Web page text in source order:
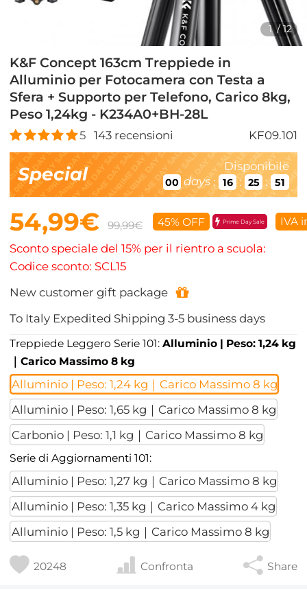
1 /12
K&F Concept 163cm Treppiede in
Alluminio per Fotocamera con Testa a
Sfera + Supporto per Telefono, Carico 8kg,
Peso 1,24kg - K234A0+BH-28L
5 143recensioni KF09.101
Special Disponibile
00 days : 16 : 25 : 50
54,99€ 99,99€ 45% OFF Prime Day Sale IVA
Sconto speciale del 15% per il rientro a scuola:
Codice sconto: SCL15
New customer gift package
To Italy Expedited Shipping3-5 business days
Treppiede Leggero Serie 101:Alluminio | Peso: 1,24 kg
｜Carico Massimo 8 kg
Alluminio | Peso: 1,24 kg｜Carico Massimo 8 kg
Alluminio | Peso: 1,65 kg｜Carico Massimo 8 kg
Carbonio | Peso: 1,1 kg｜Carico Massimo 8 kg
Serie di Aggiornamenti 101:
Alluminio | Peso: 1,27 kg｜Carico Massimo 8 kg
Alluminio | Peso: 1,35 kg｜Carico Massimo 4 kg
Alluminio | Peso: 1,5 kg｜Carico Massimo 8 kg
20248 Confronta Share